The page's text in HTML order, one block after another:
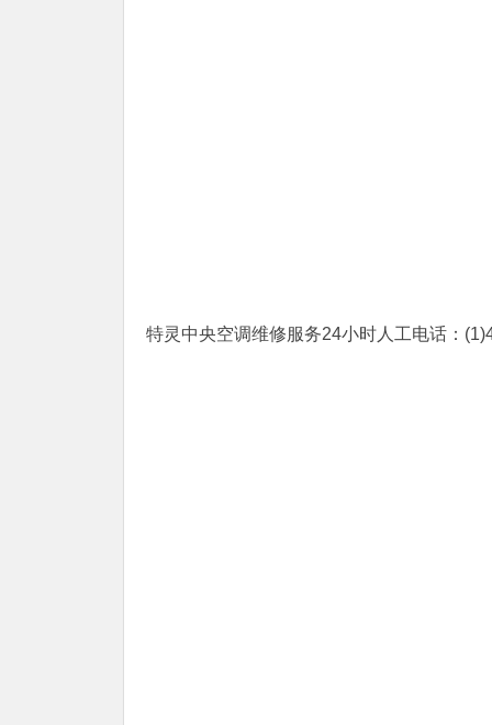
特灵中央空调维修服务24小时人工电话：